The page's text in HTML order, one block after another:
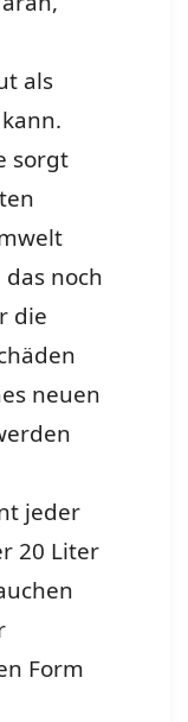
als
sorgt
noch
die
neuen
jeder
20 Liter
Form